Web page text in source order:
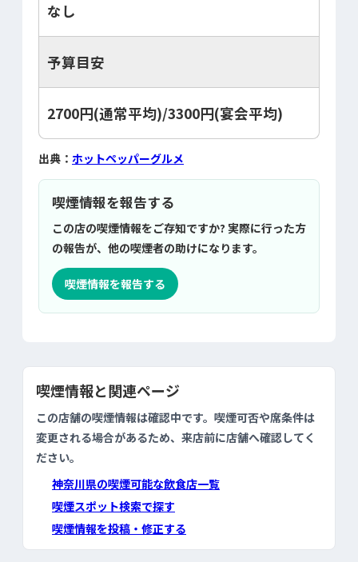
なし
予算目安
2700円(通常平均)/3300円(宴会平均)
出典： ホットペッパーグルメ
喫煙情報を報告する
この店の喫煙情報をご存知ですか? 実際に行った方
の報告が、他の喫煙者の助けになります。
喫煙情報を報告する
喫煙情報と関連ページ
この店舗の喫煙情報は確認中です。喫煙可否や席条件は
変更される場合があるため、来店前に店舗へ確認してく
ださい。
神奈川県の喫煙可能な飲食店一覧
喫煙スポット検索で探す
喫煙情報を投稿・修正する